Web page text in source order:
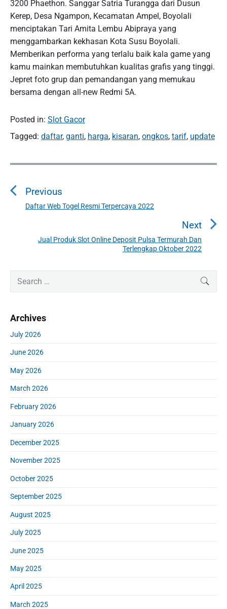
3200 Phaethon. Sanggar Satria Turangga dari Dusun
Kerep, Desa Ngampon, Kecamatan Ampel, Boyolali
menciptakan Tari Amita Lembu Abipraya yang
menggambarkan kekhasan Kota Susu Boyolali.
Memberikan performa yang terlalu baik kala game yang
kamu mainkan membutuhkan kualitas grafis yang tinggi.
Jepret foto grup dan pemandangan yang memukau
bersama dengan all-new Redmi 5A.
Posted in: Slot Gacor
Tagged: daftar, ganti, harga, kisaran, ongkos, tarif, update
P
s
g
i
o
Previous
P
o
u
o
s
Daftar Web Togel Resmi Terpercaya 2022
Next
N
e
t
p
Jual Produk Slot Online Deposit Pulsa Termurah Dan
Terlengkap Oktober 2022
a
y
S
d
b
a
c
h
o
Archives
July 2026
June 2026
May 2026
March 2026
February 2026
January 2026
December 2025
November 2025
October 2025
September 2025
August 2025
July 2025
June 2025
May 2025
April 2025
March 2025